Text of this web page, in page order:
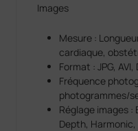
Images
Mesure :
cardiaque,
Format : JPG, AVI,
Fréquence
photogrammes/
Réglage images :
Depth, Harmonic,